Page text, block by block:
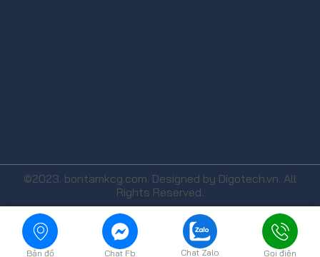
©2023. bontamkcg.com. Designed by Digotech.vn. All
Rights Reserved.
Bản đồ Chat Fb Chat Zalo Gọi điện